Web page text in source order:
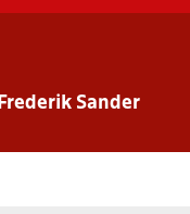
Frederik Sander